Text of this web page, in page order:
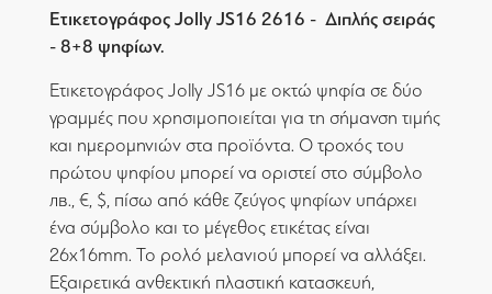
Ετικετογράφος Jolly JS16 2616 - Διπλής σειράς
- 8+8 ψηφίων.
Ετικετογράφος Jolly JS16 με οκτώ ψηφία σε δύο
γραμμές που χρησιμοποιείται για τη σήμανση τιμής
και ημερομηνιών στα προϊόντα. Ο τροχός του
πρώτου ψηφίου μπορεί να οριστεί στο σύμβολο
лв., €, $, πίσω από κάθε ζεύγος ψηφίων υπάρχει
ένα σύμβολο και το μέγεθος ετικέτας είναι
26x16mm. Το ρολό μελανιού μπορεί να αλλάξει.
Εξαιρετικά ανθεκτική πλαστική κατασκευή,